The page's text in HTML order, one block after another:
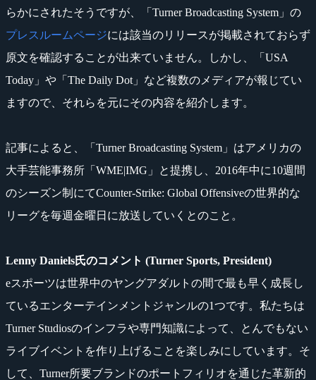
らかにされたそうですが、「Turner Broadcasting System」の
プレスルームページには該当のリリースが掲載されておらず
原文を確認することが出来ていません。しかし、「USA
Today」や「The Daily Dot」など複数のメディアが報じてい
ますので、それらを元にその内容を紹介します。
記事によると、「Turner Broadcasting System」はアメリカの
大手芸能事務所「WME|IMG」と提携し、2016年中に10週間
のシーズン制にてCounter-Strike: Global Offensiveの世界的な
リーグを毎週金曜日に放送していくとのこと。
Lenny Daniels氏のコメント (Turner Sports, President)
eスポーツは世界中のヤングアダルトの間で最も早く成長し
ているエンターテインメントジャンルの1つです。私たちは
Turner Studiosのインフラや専門知識によって、とんでもない
ライブイベントを作り上げることを楽しみにしています。そ
して、Turner所要ブランドのポートフィリオを通じた革新的